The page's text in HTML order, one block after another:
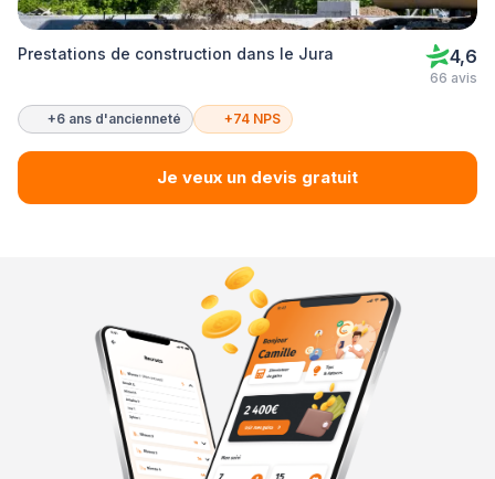
Prestations de construction dans le Jura 4,6
66 avis
+6 ans d'ancienneté +74 NPS
Je veux un devis gratuit